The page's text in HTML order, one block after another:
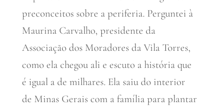
preconceitos sobre a periferia. Perguntei à
Maurina Carvalho, presidente da
Associação dos Moradores da Vila Torres,
como ela chegou ali e escuto a história que
é igual a de milhares. Ela saiu do interior
de Minas Gerais com a família para plantar